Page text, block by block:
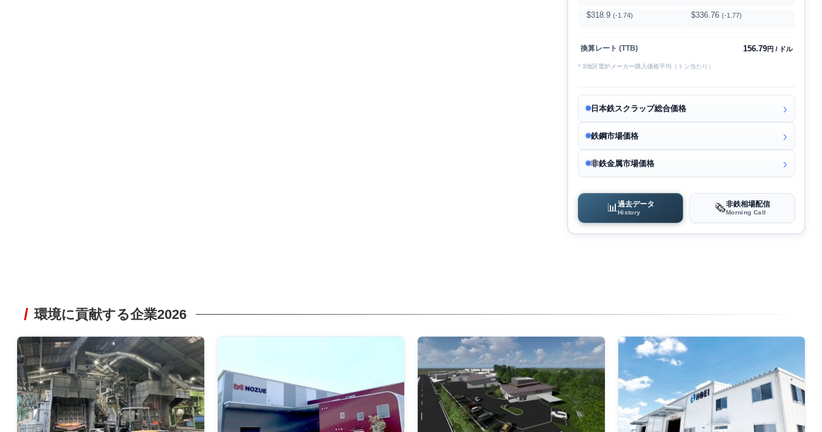
$318.9 (-1.74) $336.76 (-1.77)
換算レート (TTB) 156.79円 / ドル
* 3地区電炉メーカー購入価格平均（トン当たり）
日本鉄スクラップ総合価格
鉄鋼市場価格
非鉄金属市場価格
📊 過去データ
History 🗞️非鉄相場配信
Morning Call
環境に貢献する企業2026